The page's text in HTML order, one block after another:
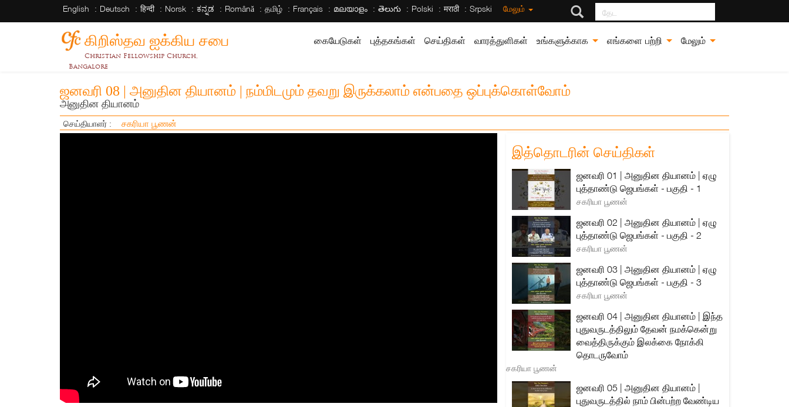
English Deutsch हिन्दी Norsk ಕನ್ನಡ Română தமிழ் Français മലയാളം తెలుగు Polski मराठी Srpski மேலும் தேட
கிறிஸ்தவ ஐக்கிய சபை
Christian Fellowship Church,
Bangalore
கையேடுகள் புத்தகங்கள் செய்திகள் வாரத்துளிகள் உங்களுக்காக எங்களை பற்றி மேலும்
ஜனவரி 08 | அனுதின தியானம் | நம்மிடமும் தவறு இருக்கலாம் என்பதை ஒப்புக்கொள்வோம்
அனுதின தியானம்
செய்தியாளர் : சகரியா பூணன்
இத்தொடரின் செய்திகள்
ஜனவரி 01 | அனுதின தியானம் | ஏழு
புத்தாண்டு ஜெபங்கள் - பகுதி - 1
சகரியா பூணன்
ஜனவரி 02 | அனுதின தியானம் | ஏழு
புத்தாண்டு ஜெபங்கள் - பகுதி - 2
சகரியா பூணன்
ஜனவரி 03 | அனுதின தியானம் | ஏழு
புத்தாண்டு ஜெபங்கள் - பகுதி - 3
சகரியா பூணன்
ஜனவரி 04 | அனுதின தியானம் | இந்த
புதுவருடத்திலும் தேவன் நமக்கென்று
வைத்திருக்கும் இலக்கை நோக்கி
தொடருவோம்
சகரியா பூணன்
ஜனவரி 05 | அனுதின தியானம் |
புதுவருடத்தில் நாம் பின்பற்ற வேண்டிய